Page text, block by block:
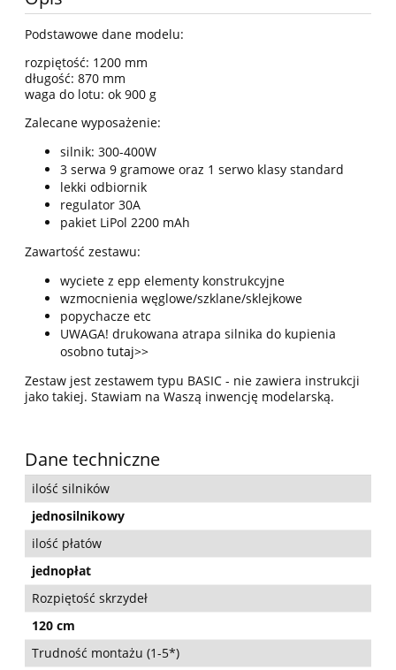
Podstawowe dane modelu:
rozpiętość: 1200 mm
długość: 870 mm
waga do lotu: ok 900 g
Zalecane wyposażenie:
silnik: 300-400W
3 serwa 9 gramowe oraz 1 serwo klasy standard
lekki odbiornik
regulator 30A
pakiet LiPol 2200 mAh
Zawartość zestawu:
wyciete z epp elementy konstrukcyjne
wzmocnienia węglowe/szklane/sklejkowe
popychacze etc
UWAGA! drukowana atrapa silnika do kupienia
osobno tutaj>>
Zestaw jest zestawem typu BASIC - nie zawiera instrukcji
jako takiej. Stawiam na Waszą inwencję modelarską.
Dane techniczne
ilość silników
jednosilnikowy
ilość płatów
jednopłat
Rozpiętość skrzydeł
120 cm
Trudność montażu (1-5*)